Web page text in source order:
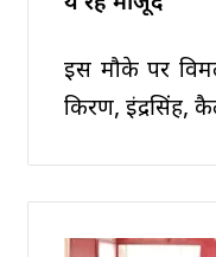
इस मौके पर
किरण, इंद्रसिंह,